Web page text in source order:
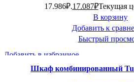
17.986₽.17.087₽Текущая
В корзину
Добавить к
Быстрый
-6%
Добавить в избранное
Шкаф комбинированный